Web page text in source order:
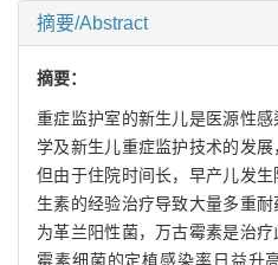
摘要/Abstract
摘要：
重症监护室的新生儿是医源性
学及新生儿重症监护技术的发展
但由于住院时间长，早产儿发
生素的经验治疗导致大量多重
为革兰阳性菌，万古霉素是治
霉素细菌的定植感染率日益升